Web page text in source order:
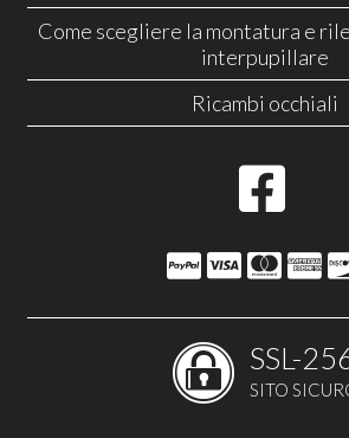
Come scegliere la montatura e
interpupillare
Ricambi occhiali
SSL-
SITO